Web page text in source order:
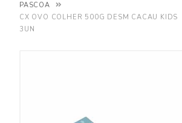
PASCOA
CX OVO COLHER 500G DESM CACAU KIDS
3UN